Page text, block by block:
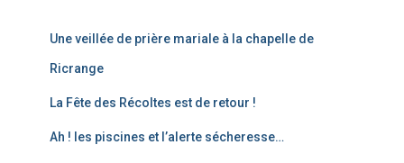
Une veillée de prière mariale à la chapelle de
Ricrange
La Fête des Récoltes est de retour !
Ah ! les piscines et l’alerte sécheresse…